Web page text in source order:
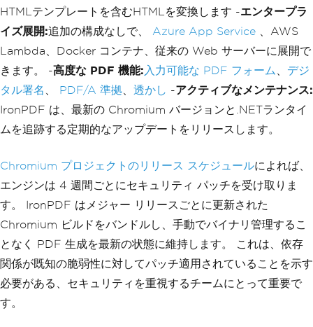
HTMLテンプレートを含むHTMLを変換します -エンタープラ
イズ展開:追加の構成なしで、 Azure App Service 、AWS
Lambda、Docker コンテナ、従来の Web サーバーに展開で
きます。 -高度な PDF 機能: 入力可能な PDF フォーム
デジ
タル署名
PDF/A 準拠 透かし -アクティブなメンテナンス:
IronPDF は、最新の Chromium バージョンと.NETランタイ
ムを追跡する定期的なアップデートをリリースします。
Chromium プロジェクトのリリース スケジュールによれば、
エンジンは 4 週間ごとにセキュリティ パッチを受け取りま
す。 IronPDF はメジャー リリースごとに更新された
Chromium ビルドをバンドルし、手動でバイナリ管理するこ
となく PDF 生成を最新の状態に維持します。 これは、依存
関係が既知の脆弱性に対してパッチ適用されていることを示す
必要がある、セキュリティを重視するチームにとって重要で
す。